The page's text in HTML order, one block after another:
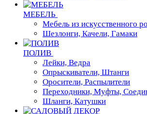
МЕБЕЛЬ
Мебель из искусственного
Шезлонги, Качели, Гамаки
ПОЛИВ
Лейки, Ведра
Опрыскиватели, Штанги
Оросители, Распылители
Переходники, Муфты,
Шланги, Катушки